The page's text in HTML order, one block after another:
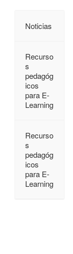
Noticias
Recurso
s
pedagóg
icos
para E-
Learning
Recurso
s
pedagóg
icos
para E-
Learning